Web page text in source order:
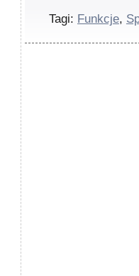
Tagi: Funkcje,